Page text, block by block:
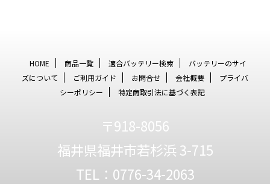
HOME 商品一覧 適合バッテリー検索
バッテリーのサイ
ズについて
ご利用ガイド お問合せ 会社概要
プライバ
シーポリシー
特定商取引法に基づく表記
〒918-8056
福井県福井市若杉浜 3-715
TEL：0776-34-2063